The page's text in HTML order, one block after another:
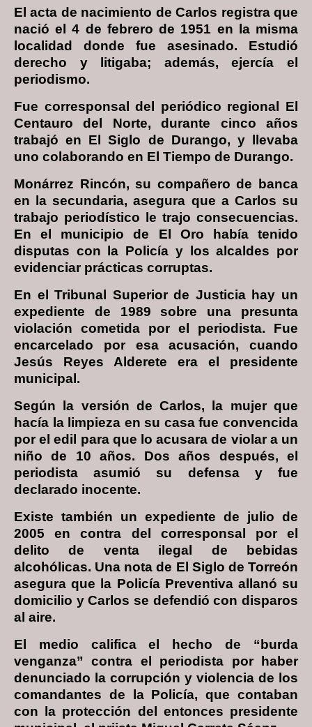
El acta de nacimiento de Carlos registra que
nació el 4 de febrero de 1951 en la misma
localidad donde fue asesinado. Estudió
derecho y litigaba; además, ejercía el
periodismo.
Fue corresponsal del periódico regional El
Centauro del Norte, durante cinco años
trabajó en El Siglo de Durango, y llevaba
uno colaborando en El Tiempo de Durango.
Monárrez Rincón, su compañero de banca
en la secundaria, asegura que a Carlos su
trabajo periodístico le trajo consecuencias.
En el municipio de El Oro había tenido
disputas con la Policía y los alcaldes por
evidenciar prácticas corruptas.
En el Tribunal Superior de Justicia hay un
expediente de 1989 sobre una presunta
violación cometida por el periodista. Fue
encarcelado por esa acusación, cuando
Jesús Reyes Alderete era el presidente
municipal.
Según la versión de Carlos, la mujer que
hacía la limpieza en su casa fue convencida
por el edil para que lo acusara de violar a un
niño de 10 años. Dos años después, el
periodista asumió su defensa y fue
declarado inocente.
Existe también un expediente de julio de
2005 en contra del corresponsal por el
delito de venta ilegal de bebidas
alcohólicas. Una nota de El Siglo de Torreón
asegura que la Policía Preventiva allanó su
domicilio y Carlos se defendió con disparos
al aire.
El medio califica el hecho de “burda
venganza” contra el periodista por haber
denunciado la corrupción y violencia de los
comandantes de la Policía, que contaban
con la protección del entonces presidente